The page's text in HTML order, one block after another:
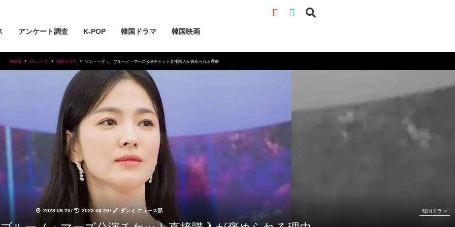
アンケート調査 K-POP 韓国ドラマ 韓国映画
HOME Kニュース 韓国ドラマ ソン・ヘギョ、ブルーノ・マーズ公演チケット直接購入が褒められる理由
2023.06.20/ 2023.06.29/ ダンミ ニュース部 韓国ドラマ